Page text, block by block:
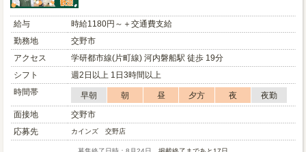
給与
時給1180円～＋交通費支給
勤務地
交野市
アクセス
学研都市線(片町線) 河内磐船駅 徒歩 19分
シフト
週2日以上 1日3時間以上
時間帯
早朝 朝 昼 夕方 夜
夜勤
面接地
交野市
応募先
カインズ 交野店